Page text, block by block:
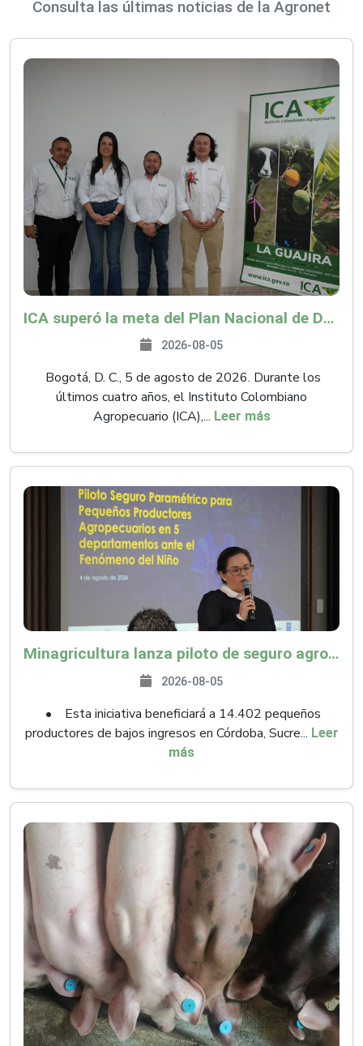
Consulta las últimas noticias de la Agronet
ICA superó la meta del Plan Nacional de Desarrollo y abrió 61 mercados internacionales
2026-08-05
Bogotá, D. C., 5 de agosto de 2026. Durante los
últimos cuatro años, el Instituto Colombiano
Agropecuario (ICA),... Leer más
Minagricultura lanza piloto de seguro agropecuario por $9.625 millones para proteger a más de 14.000 pequeños productores contra riesgos del Fenómeno de El Niño
2026-08-05
• Esta iniciativa beneficiará a 14.402 pequeños
productores de bajos ingresos en Córdoba, Sucre... Leer
más